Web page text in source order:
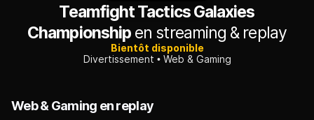
Teamfight Tactics Galaxies
Championship en streaming & replay
Bientôt disponible
Divertissement
Web & Gaming
Web & Gaming en replay